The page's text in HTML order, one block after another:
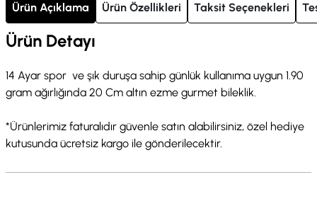
Ürün Açıklama Ürün Özellikleri Taksit Seçenekleri
Ürün Detayı
14 Ayar spor ve şık duruşa sahip günlük kullanıma uygun 1.90
gram ağırlığında 20 Cm altın ezme gurmet bileklik.
*Ürünlerimiz faturalıdır güvenle satın alabilirsiniz, özel hediye
kutusunda ücretsiz kargo ile gönderilecektir.